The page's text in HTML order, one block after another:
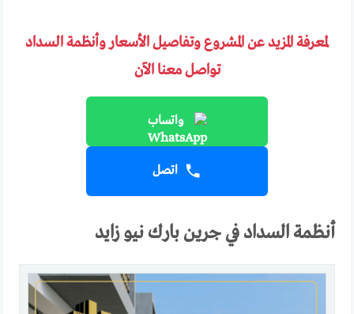
لمعرفة المزيد عن المشروع وتفاصيل الأسعار وأنظمة السداد
تواصل معنا الآن
واتساب
اتصل
أنظمة السداد في جرين بارك نيو زايد